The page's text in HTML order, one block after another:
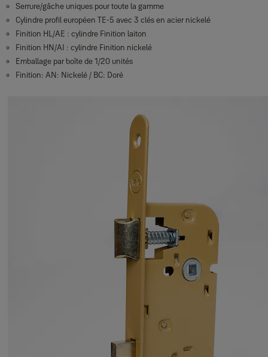
Serrure/gâche uniques pour toute la gamme
Cylindre profil européen TE-5 avec 3 clés en acier nickelé
Finition HL/AE : cylindre Finition laiton
Finition HN/AI : cylindre Finition nickelé
Emballage par boîte de 1/20 unités
Finition: AN: Nickelé / BC: Doré